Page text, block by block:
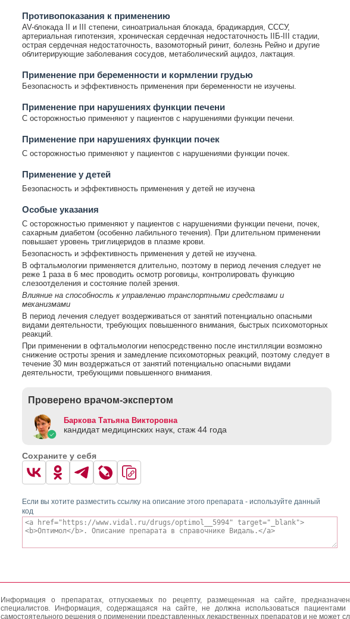
Противопоказания к применению
AV-блокада II и III степени, синоатриальная блокада, брадикардия, СССУ,
артериальная гипотензия, хроническая сердечная недостаточность IIБ-III стадии,
острая сердечная недостаточность, вазомоторный ринит, болезнь Рейно и другие
облитерирующие заболевания сосудов, метаболический ацидоз, лактация.
Применение при беременности и кормлении грудью
Безопасность и эффективность применения при беременности не изучены.
Применение при нарушениях функции печени
С осторожностью применяют у пациентов с нарушениями функции печени.
Применение при нарушениях функции почек
С осторожностью применяют у пациентов с нарушениями функции почек.
Применение у детей
Безопасность и эффективность применения у детей не изучена
Особые указания
С осторожностью применяют у пациентов с нарушениями функции печени, почек,
сахарным диабетом (особенно лабильного течения). При длительном применении
повышает уровень триглицеридов в плазме крови.
Безопасность и эффективность применения у детей не изучена.
В офтальмологии применяется длительно, поэтому в период лечения следует не
реже 1 раза в 6 мес проводить осмотр роговицы, контролировать функцию
слезоотделения и состояние полей зрения.
Влияние на способность к управлению транспортными средствами и
механизмами
В период лечения следует воздерживаться от занятий потенциально опасными
видами деятельности, требующих повышенного внимания, быстрых психомоторных
реакций.
При применении в офтальмологии непосредственно после инстилляции возможно
снижение остроты зрения и замедление психомоторных реакций, поэтому следует в
течение 30 мин воздержаться от занятий потенциально опасными видами
деятельности, требующими повышенного внимания.
Проверено врачом-экспертом
Баркова Татьяна Викторовна
кандидат медицинских наук, стаж 44 годa
Сохраните у себя
Если вы хотите разместить ссылку на описание этого препарата - используйте данный
код
Информация о препаратах, отпускаемых по рецепту, размещенная на сайте,
специалистов. Информация, содержащаяся на сайте, не должна использоваться пациентами
самостоятельного решения о применении представленных лекарственных препаратов и не может